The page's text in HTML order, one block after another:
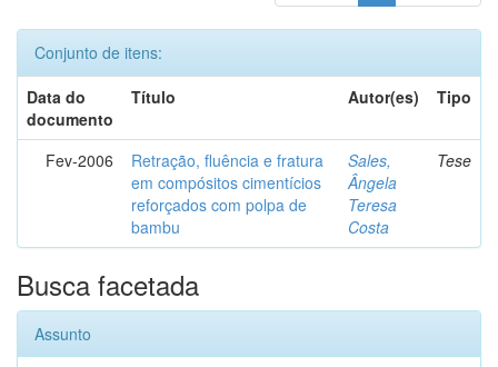
Conjunto de itens:
Data do
documento
Título Autor(es) Tipo
Fev-2006
Retração, fluência e fratura
em compósitos cimentícios
reforçados com polpa de
bambu
Sales,
Ângela
Teresa
Costa
Tese
Busca facetada
Assunto